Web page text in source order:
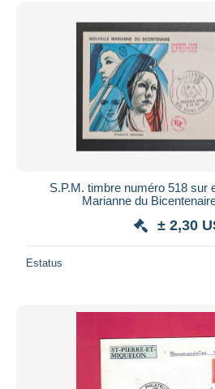
Envío gratis
Métodos de pago
PayPal
Transferencia bancaria
Visa
Mastercard
iDeal
Maestro
Residencia del vendedor
S.P.M. timbre numéro 518 sur
Marianne du
± 2,30
Estatus